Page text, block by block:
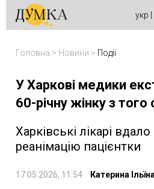
укр
Головна > Новини > Події
У Харкові медики
60-річну жінку з того
Харківські лікарі
реанімацію пацієнтки
17.05.2026, 11:54 Катерина Ільїна